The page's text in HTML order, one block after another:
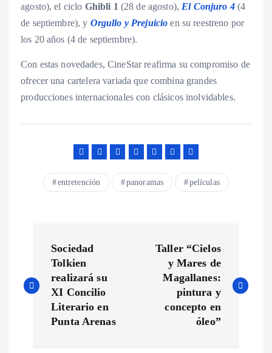
agosto), el ciclo Ghibli 1 (28 de agosto), El Conjuro 4(4
de septiembre), y Orgullo y Prejuicio en su reestreno por
los 20 años (4 de septiembre).
Con estas novedades, CineStar reafirma su compromiso de
ofrecer una cartelera variada que combina grandes
producciones internacionales con clásicos inolvidables.
entretención panoramas películas
v
Sociedad
Tolkien
realizará su
XI Concilio
Literario en
Punta Arenas
Taller “Cielos
y Mares de
Magallanes:
pintura y
concepto en
óleo”